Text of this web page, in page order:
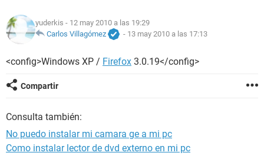
yuderkis - 12 may 2010 a las 19:29
Carlos Villagómez
- 13 may 2010 a las 17:13
<config>Windows XP / Firefox 3.0.19</config>
Compartir
Consulta también:
No puedo instalar mi camara ge a mi pc
Como instalar lector de dvd externo en mi pc